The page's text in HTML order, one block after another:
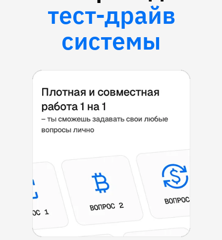
тест-драйв
системы